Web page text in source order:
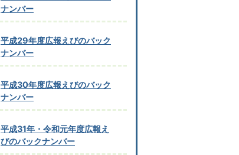
ナンバー
平成29年度広報えびのバック
ナンバー
平成30年度広報えびのバック
ナンバー
平成31年・令和元年度広報え
びのバックナンバー